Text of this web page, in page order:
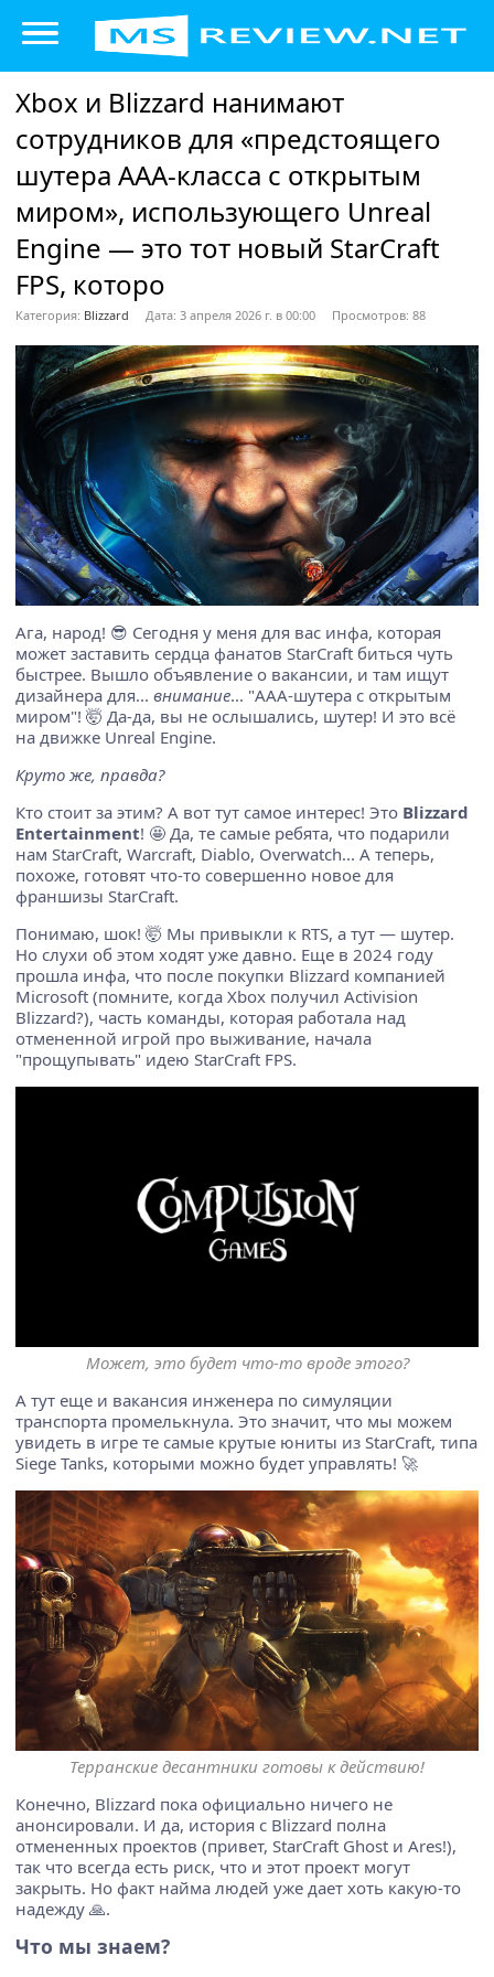
Xbox и Blizzard нанимают
сотрудников для «предстоящего
шутера ААА-класса с открытым
миром», использующего Unreal
Engine — это тот новый StarCraft
FPS, которо
Категория: Blizzard Дата: 3 апреля 2026 г. в 00:00 Просмотров: 88
Ага, народ! 😎 Сегодня у меня для вас инфа, которая
может заставить сердца фанатов StarCraft биться чуть
быстрее. Вышло объявление о вакансии, и там ищут
дизайнера для... внимание... "AAA-шутера с открытым
миром"! 🤯 Да-да, вы не ослышались, шутер! И это всё
на движке Unreal Engine.
Круто же, правда?
Кто стоит за этим? А вот тут самое интерес! Это Blizzard
Entertainment! 🤩 Да, те самые ребята, что подарили
нам StarCraft, Warcraft, Diablo, Overwatch... А теперь,
похоже, готовят что-то совершенно новое для
франшизы StarCraft.
Понимаю, шок! 🤯 Мы привыкли к RTS, а тут — шутер.
Но слухи об этом ходят уже давно. Еще в 2024 году
прошла инфа, что после покупки Blizzard компанией
Microsoft (помните, когда Xbox получил Activision
Blizzard?), часть команды, которая работала над
отмененной игрой про выживание, начала
"прощупывать" идею StarCraft FPS.
Может, это будет что-то вроде этого?
А тут еще и вакансия инженера по симуляции
транспорта промелькнула. Это значит, что мы можем
увидеть в игре те самые крутые юниты из StarCraft, типа
Siege Tanks, которыми можно будет управлять! 🚀
Терранские десантники готовы к действию!
Конечно, Blizzard пока официально ничего не
анонсировали. И да, история с Blizzard полна
отмененных проектов (привет, StarCraft Ghost и Ares!),
так что всегда есть риск, что и этот проект могут
закрыть. Но факт найма людей уже дает хоть какую-то
надежду 🙏.
Что мы знаем?